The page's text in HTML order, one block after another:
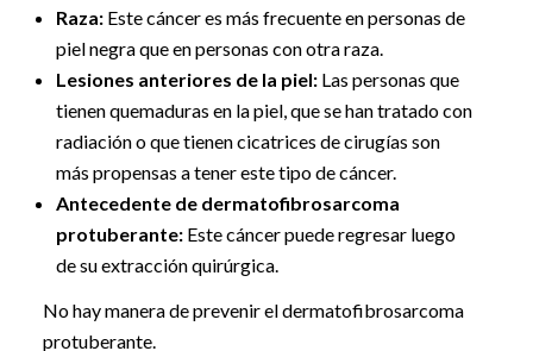
Raza: Este cáncer es más frecuente en personas de
piel negra que en personas con otra raza.
Lesiones anteriores de la piel: Las personas que
tienen quemaduras en la piel, que se han tratado con
radiación o que tienen cicatrices de cirugías son
más propensas a tener este tipo de cáncer.
Antecedente de dermatofibrosarcoma
protuberante: Este cáncer puede regresar luego
de su extracción quirúrgica.
No hay manera de prevenir el dermatofibrosarcoma
protuberante.